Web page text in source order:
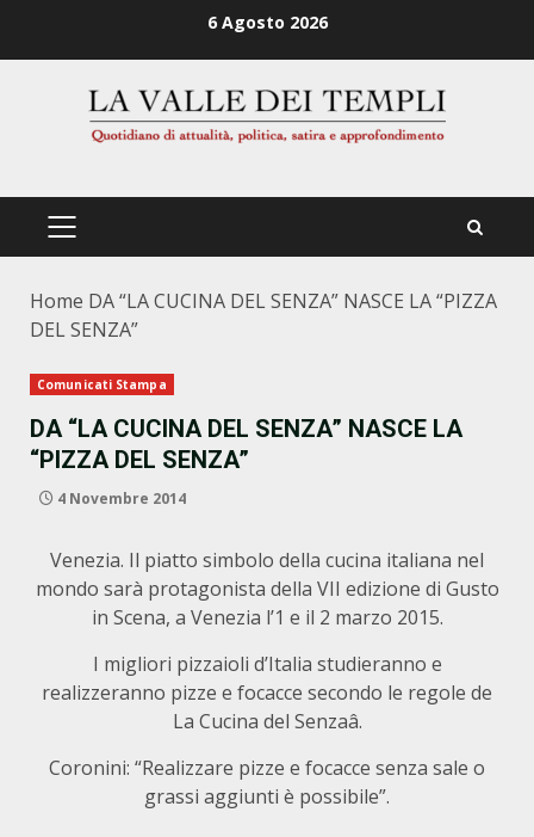
6 Agosto 2026
PRIMÄRES
Home DA “LA CUCINA DEL SENZA” NASCE LA “PIZZA
DEL SENZA”
Comunicati Stampa
DA “LA CUCINA DEL SENZA” NASCE LA
“PIZZA DEL SENZA”
4 Novembre 2014
Venezia. Il piatto simbolo della cucina italiana nel
mondo sarà protagonista della VII edizione di Gusto
in Scena, a Venezia l’1 e il 2 marzo 2015.
I migliori pizzaioli d’Italia studieranno e
realizzeranno pizze e focacce secondo le regole de
La Cucina del Senzaâ.
Coronini: “Realizzare pizze e focacce senza sale o
grassi aggiunti è possibile”.